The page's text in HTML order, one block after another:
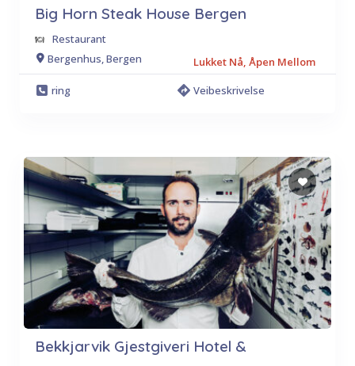
Big Horn Steak House Bergen
Restaurant
Bergenhus, Bergen
Lukket Nå, Åpen Mellom
ring
Veibeskrivelse
Bekkjarvik Gjestgiveri Hotel &